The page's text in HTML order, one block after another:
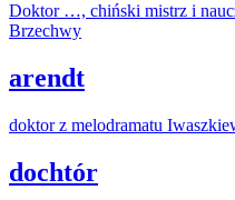
Doktor…, chiński mistrz i
Brzechwy
arendt
doktorz melodramatu
dochtór